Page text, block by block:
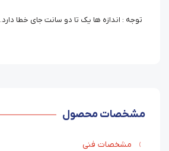
توجه : اندازه ها یک تا دو سانت جای خطا دارد.
مشخصات محصول
مشخصات فنی